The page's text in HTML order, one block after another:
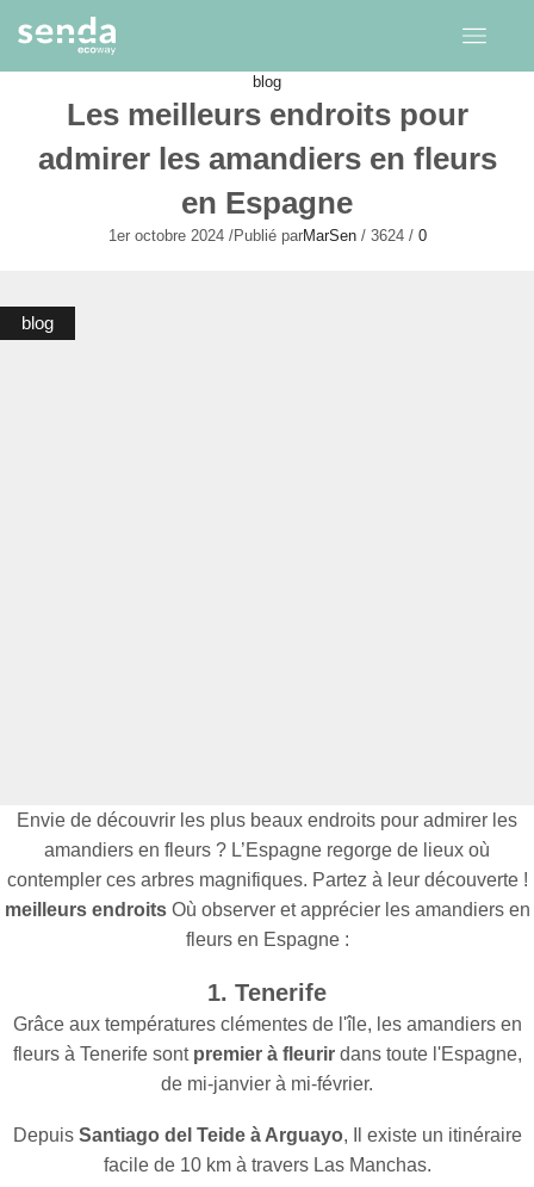
blog
Les meilleurs endroits pour
admirer les amandiers en fleurs
en Espagne
1er octobre 2024 /Publié parMarSen / 3624 / 0
blog
Envie de découvrir les plus beaux endroits pour admirer les
amandiers en fleurs ? L’Espagne regorge de lieux où
contempler ces arbres magnifiques. Partez à leur découverte !
meilleurs endroitsOù observer et apprécier les amandiers en
fleurs en Espagne :
1. Tenerife
Grâce aux températures clémentes de l'île, les amandiers en
fleurs à Tenerife sont premier à fleurirdans toute l'Espagne,
de mi-janvier à mi-février.
Depuis Santiago del Teide à Arguayo, Il existe un itinéraire
facile de 10 km à travers Las Manchas.